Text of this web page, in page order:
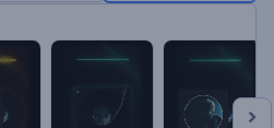
Testen Sie ihn jetzt!